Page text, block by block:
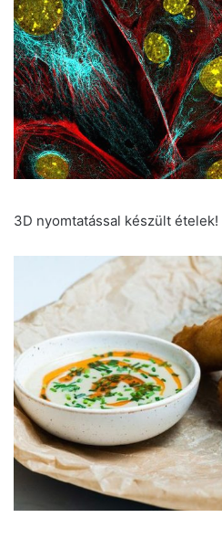
3D nyomtatással készült ételek!